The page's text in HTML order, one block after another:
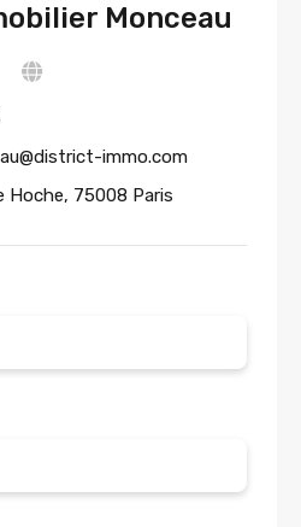
Monceau
immo.com
Hoche, 75008 Paris